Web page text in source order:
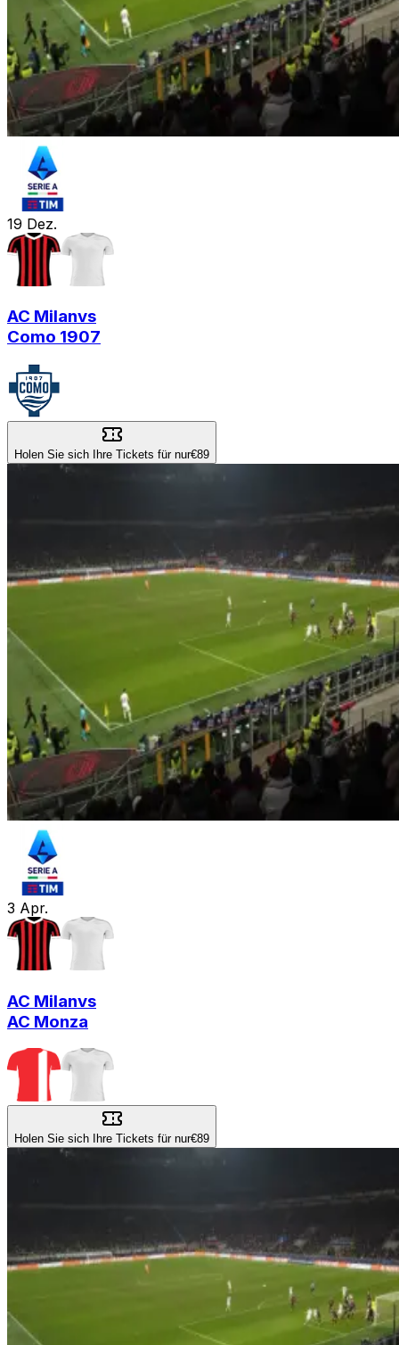
19 Dez.
AC Milanvs
Como 1907
Holen Sie sich Ihre Tickets für nur€89
3 Apr.
AC Milanvs
AC Monza
Holen Sie sich Ihre Tickets für nur€89